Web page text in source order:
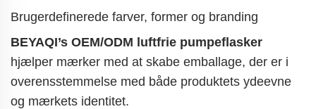
Brugerdefinerede farver, former og branding
BEYAQI’s OEM/ODM luftfrie pumpeflasker
hjælper mærker med at skabe emballage, der er i
overensstemmelse med både produktets ydeevne
og mærkets identitet.